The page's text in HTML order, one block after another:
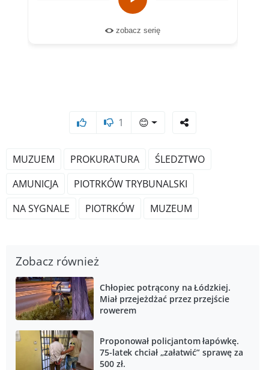
1 😊
MUZUEM PROKURATURA
ŚLEDZTWO
AMUNICJA
PIOTRKÓW TRYBUNALSKI
NA SYGNALE
PIOTRKÓW MUZEUM
Zobacz również
Chłopiec potrącony na Łódzkiej.
Miał przejeżdżać przez przejście
rowerem
Proponował policjantom łapówkę.
75-latek chciał „załatwić” sprawę za
500 zł.